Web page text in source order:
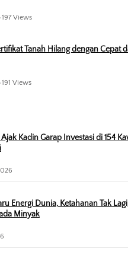
•197 Views
Tanah Hilang dengan Cepat
•191 Views
Kadin Garap Investasi di 154
Energi Dunia, Ketahanan Tak Lagi
Minyak